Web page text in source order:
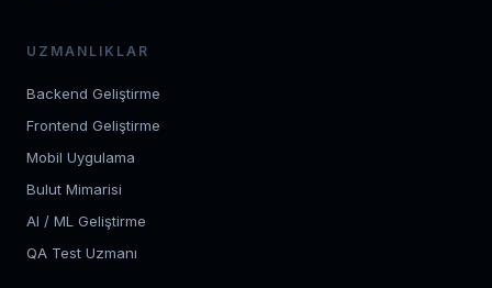
UZMANLIKLAR
Backend Geliştirme
Frontend Geliştirme
Mobil Uygulama
Bulut Mimarisi
AI / ML Geliştirme
QA Test Uzmanı